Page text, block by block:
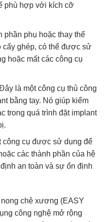
phù hợp với kích cỡ
phụ hoặc thay thế
cấy ghép, có thể được sử
hoặc mất các công cụ
là một công cụ thủ công
bằng tay. Nó giúp kiểm
trong quá trình đặt implant
công cụ được sử dụng để
các thành phần của hệ
an toàn và sự ổn định
nong chẻ xương (EASY
công nghệ mở rộng